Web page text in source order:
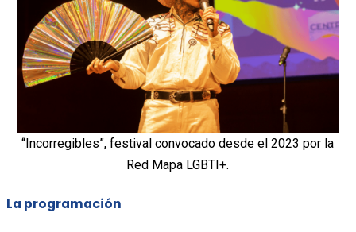
“Incorregibles”, festival convocado desde el 2023 por la
Red Mapa LGBTI+.
La programación